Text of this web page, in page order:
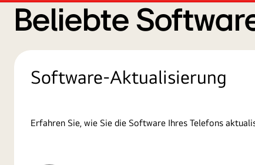
Beliebte
Software-Aktualisierung
Erfahren Sie, wie Sie die Software Ihres Telefons